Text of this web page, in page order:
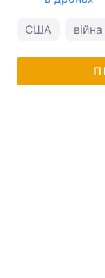
США війна